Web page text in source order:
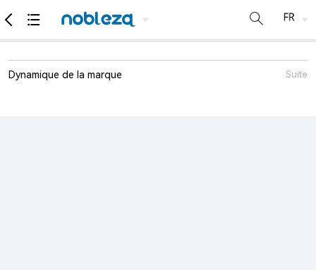
Dynamique de la marque Suite